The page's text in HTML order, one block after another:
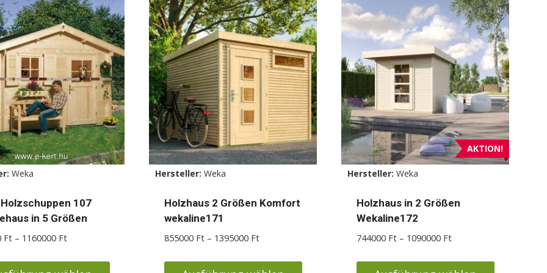
mehrere
Varianten
auf.
Die
Optionen
können
auf
der
Produktseite
gewählt
werden
mehrere
Varianten
auf.
Die
Optionen
können
auf
der
Produktseite
gewählt
werden
Weka
107
in 5 Größen
Ft – 1160000 FtPreisspanne:
bis
Hersteller: Weka
Holzhaus 2 Größen Komfort
wekaline171
855000 Ft – 1395000 FtPreisspanne:
bis
AKTION!
Hersteller: Weka
Holzhaus in 2 Größen
Wekaline172
744000 Ft – 1090000 FtPreisspanne:
bis